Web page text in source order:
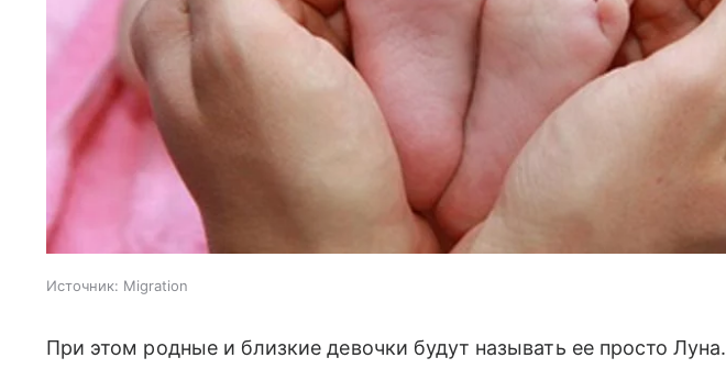
Источник: Migration
При этом родные и близкие девочки будут называть ее просто Луна.